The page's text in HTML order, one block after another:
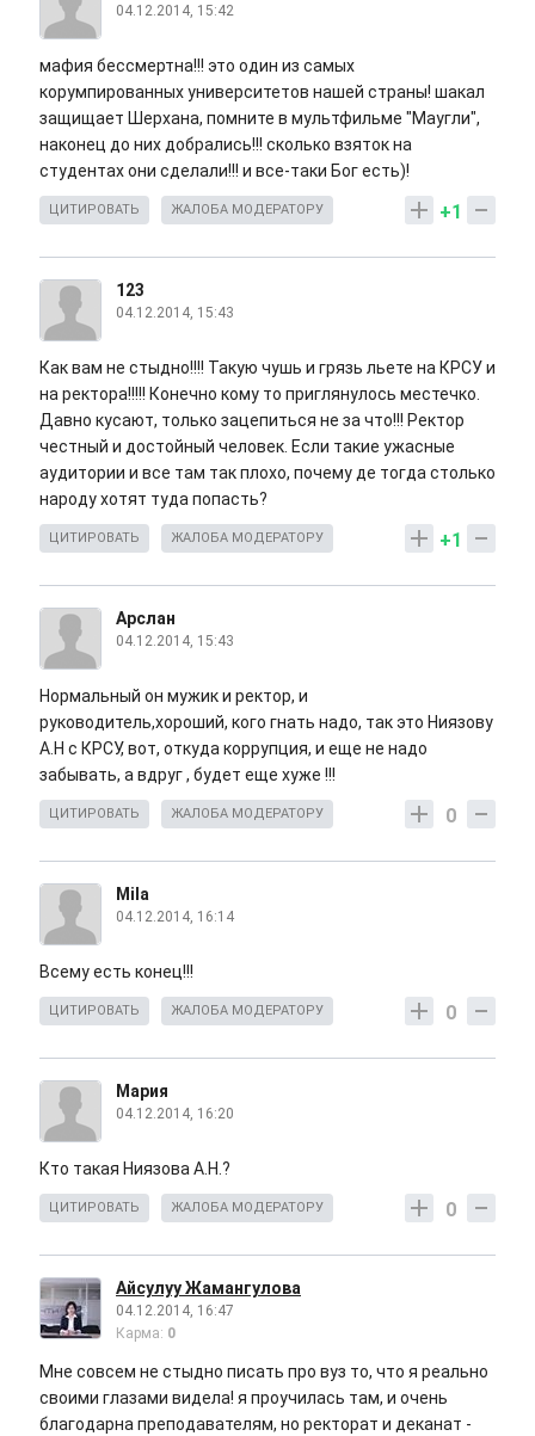
04.12.2014, 15:42
мафия бессмертна!!! это один из самых
корумпированных университетов нашей страны! шакал
защищает Шерхана, помните в мультфильме "Маугли",
наконец до них добрались!!! сколько взяток на
студентах они сделали!!! и все-таки Бог есть)!
+1
ЦИТИРОВАТЬ ЖАЛОБА МОДЕРАТОРУ
123
04.12.2014, 15:43
Как вам не стыдно!!!! Такую чушь и грязь льете на КРСУ и
на ректора!!!!! Конечно кому то приглянулось местечко.
Давно кусают, только зацепиться не за что!!! Ректор
честный и достойный человек. Если такие ужасные
аудитории и все там так плохо, почему де тогда столько
народу хотят туда попасть?
+1
ЦИТИРОВАТЬ ЖАЛОБА МОДЕРАТОРУ
Арслан
04.12.2014, 15:43
Нормальный он мужик и ректор, и
руководитель,хороший, кого гнать надо, так это Ниязову
А.Н с КРСУ, вот, откуда коррупция, и еще не надо
забывать, а вдруг , будет еще хуже !!!
0
ЦИТИРОВАТЬ ЖАЛОБА МОДЕРАТОРУ
Mila
04.12.2014, 16:14
Всему есть конец!!!
0
ЦИТИРОВАТЬ ЖАЛОБА МОДЕРАТОРУ
Мария
04.12.2014, 16:20
Кто такая Ниязова А.Н.?
0
ЦИТИРОВАТЬ ЖАЛОБА МОДЕРАТОРУ
Айсулуу Жамангулова
04.12.2014, 16:47
Карма: 0
Мне совсем не стыдно писать про вуз то, что я реально
своими глазами видела! я проучилась там, и очень
благодарна преподавателям, но ректорат и деканат -